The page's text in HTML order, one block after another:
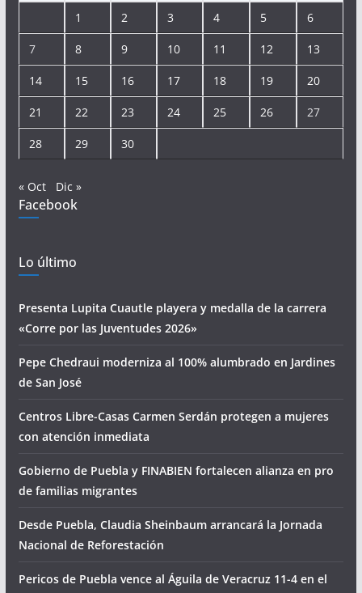
1 2 3 4 5 6
7 8 9 10 11 12 13
14 15 16 17 18 19 20
21 22 23 24 25 26 27
28 29 30
« Oct Dic »
Facebook
Lo último
Presenta Lupita Cuautle playera y medalla de la carrera
«Corre por las Juventudes 2026»
Pepe Chedraui moderniza al 100% alumbrado en Jardines
de San José
Centros Libre-Casas Carmen Serdán protegen a mujeres
con atención inmediata
Gobierno de Puebla y FINABIEN fortalecen alianza en pro
de familias migrantes
Desde Puebla, Claudia Sheinbaum arrancará la Jornada
Nacional de Reforestación
Pericos de Puebla vence al Águila de Veracruz 11-4 en el